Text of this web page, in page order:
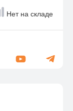
Нет на складе